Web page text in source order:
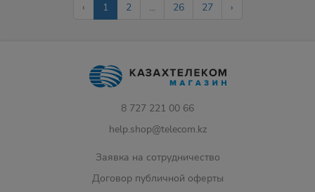
‹ 1 2 ... 26 27 ›
8 727 221 00 66
help.shop@telecom.kz
Заявка на сотрудничество
Договор публичной оферты